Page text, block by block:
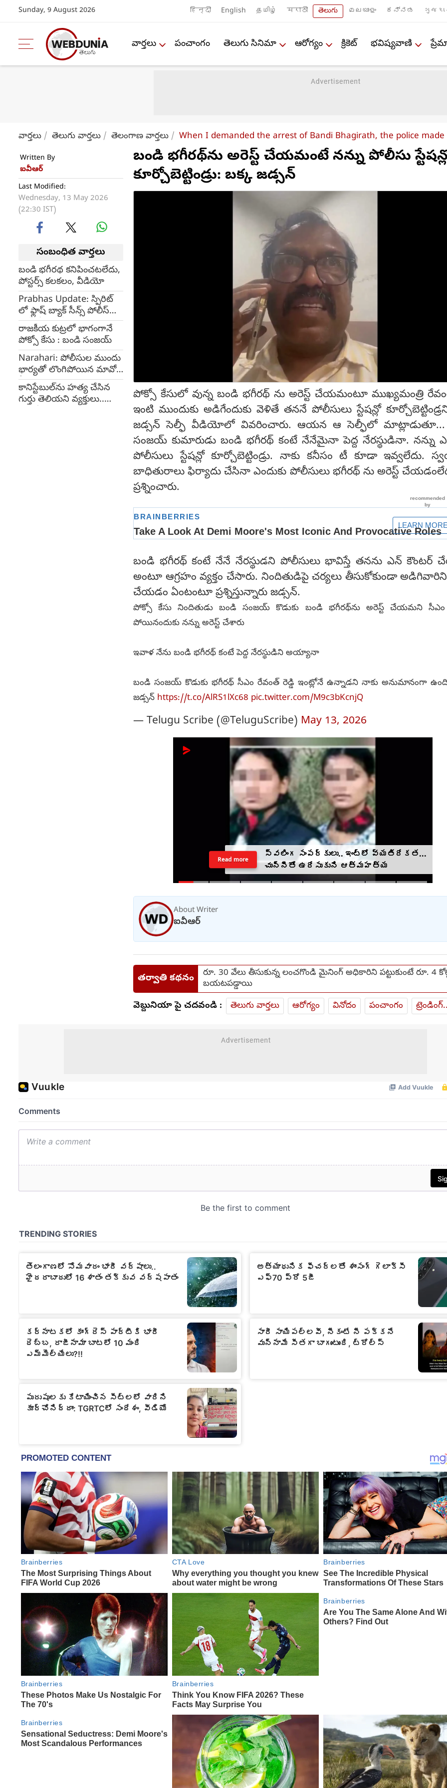
Sunday, 9 August 2026 हिन्दी English தமிழ் मराठी తెలుగు മലയാളം ಕನ್ನಡ
వార్తలు పంచాంగం తెలుగు సినిమా ఆరోగ్యం క్రికెట్ భవిష్యవాణి
వార్తలు తెలుగు వార్తలు తెలంగాణ వార్తలు When I demanded the arrest of Bandi Bhagirath, the police
Written By
ఐవీఆర్
Last Modified:
Wednesday, 13 May 2026
(22:30 IST)
సంబంధిత వార్తలు
బండి భగీరథ కనిపించటలేదు,
పోస్టర్స్ కలకలం, వీడియో
Prabhas Update: స్పిరిట్
లో ఫ్లాష్ బ్యాక్ సీన్స్ పోలీస్
సెట్‌లో షూట్ మొదలైంది
రాజకీయ కుట్రలో భాగంగానే
పోక్సో కేసు : బండి సంజయ్
Narahari: పోలీసుల ముందు
భార్యతో లొంగిపోయిన మావో
కీలక నేత పసునూరి నరహరి
కానిస్టేబుల్‌ను హత్య చేసిన
గుర్తు తెలియని వ్యక్తులు..
బండి భగీరథ్‌ను అరెస్ట్ చేయమంటే నన్ను పోలీసు
కూర్చోబెట్టిండ్రు: బక్క జడ్సన్
పోక్సో కేసులో వున్న బండి భగీరథ్ ను అరెస్ట్ చేయమంటూ ముఖ్యమంత్రి
ఇంటి ముందుకు అడిగేందుకు వెళితే తననే పోలీసులు స్టేషన్లో
జడ్సన్ సెల్ఫీ వీడియోలో వివరించారు. ఆయన ఆ సెల్ఫీలో మాట్లాడుతూ...
సంజయ్ కుమారుడు బండి భగీరథ్ కంటే నేనేమైనా పెద్ద నేరస్థుడినా. నన్ను
పోలీసులు స్టేషన్లో కూర్చోబెట్టిండ్రు. నాకు కనీసం టీ కూడా ఇవ్వలేదు.
బాధితురాలు ఫిర్యాదు చేసినా ఎందుకు పోలీసులు భగీరథ్ ను అరెస్ట్
ప్రశ్నించారు.
బండి భగీరథ్ కంటే నేనే నేరస్థుడని పోలీసులు భావిస్తే తనను ఎన్ కౌంటర్
అంటూ ఆగ్రహం వ్యక్తం చేసారు. నిందితుడిపై చర్యలు తీసుకోకుండా అడిగివారిని
చేయడం ఏంటంటూ ప్రశ్నిస్తున్నారు జడ్సన్.
పోక్సో కేసు నిందితుడు బండి సంజయ్ కొడుకు బండి భగీరథ్‌ను అరెస్ట్ చేయమని సీఎం
పోయినందుకు నన్ను అరెస్ట్ చేశారు
ఇవాళ నేను బండి భగీరథ్ కంటే పెద్ద నేరస్థుడిని అయ్యానా
బండి సంజయ్ కొడుకు భగీరథ్ సీఎం రేవంత్ రెడ్డి ఇంట్లోనే ఉన్నాడని నాకు అనుమానంగా
జడ్సన్ https://t.co/AlRS1lXc68 pic.twitter.com/M9c3bKcnjQ
— Telugu Scribe (@TeluguScribe) May 13, 2026
స్వలింగ సంపర్కులు.. ఇంట్లో వ్యతిరేకత...
చున్నీతో ఉరేసుకుని ఆత్మహత్య
Read more
About Writer
ఐవీఆర్
తర్వాతి కథనం
రూ. 30 వేలు తీసుకున్న లంచగొండి మైనింగ్ అధికారిని పట్టుకుంటే రూ. 4
బయటపడ్డాయి
వెబ్దునియా పై చదవండి : తెలుగు వార్తలు ఆరోగ్యం వినోదం పంచాంగం ట్రెండింగ్..